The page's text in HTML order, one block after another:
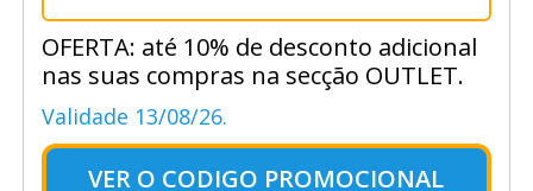
OFERTA: até 10% de desconto adicional
nas suas compras na secção OUTLET.
Validade 13/08/26.
VER O CODIGO PROMOCIONAL